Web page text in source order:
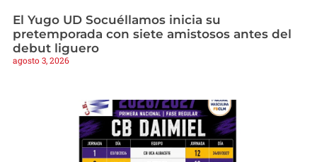
El Yugo UD Socuéllamos inicia su
pretemporada con siete amistosos antes del
debut liguero
agosto 3, 2026